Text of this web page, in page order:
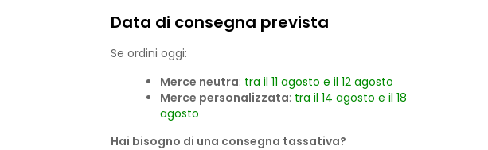
Data di consegna prevista
Se ordini oggi:
Merce neutra: tra il 11 agosto e il 12 agosto
Merce personalizzata: tra il 14 agosto e il 18
agosto
Hai bisogno di una consegna tassativa?